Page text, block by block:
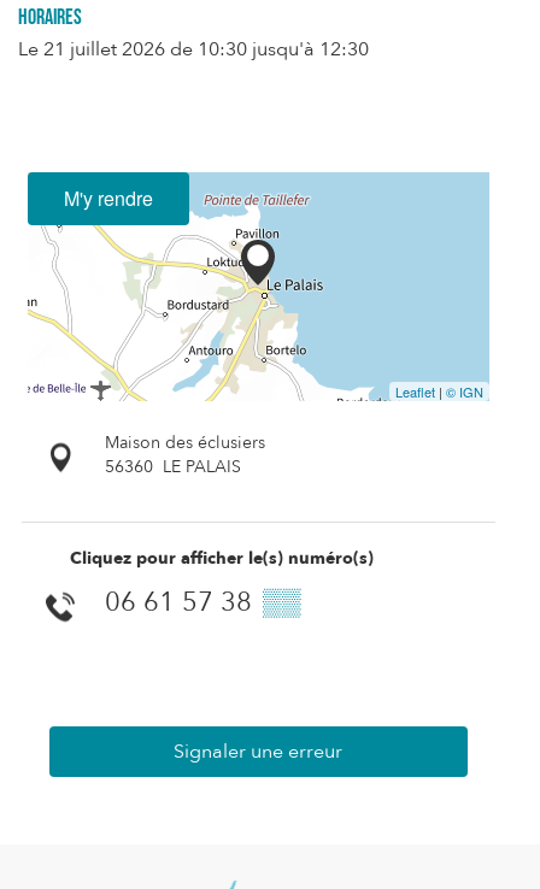
Horaires
Le21 juillet 2026 de 10:30 jusqu'à 12:30
M'y rendre
Leaflet | © IGN
Maison des éclusiers
56360 LE PALAIS
Cliquez pour afficher le(s) numéro(s)
06 61 57 38 ▒▒
Signaler une erreur